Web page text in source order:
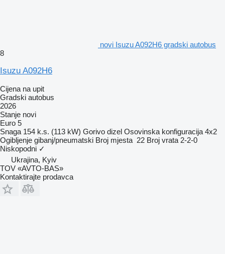
novi Isuzu A092H6 gradski autobus
8
Isuzu A092H6
Cijena na upit
Gradski autobus
2026
Stanje novi
Euro 5
Snaga 154 k.s. (113 kW) Gorivo dizel Osovinska konfiguracija 4x2
Ogibljenje gibanj/pneumatski Broj mjesta 22 Broj vrata 2-2-0
Niskopodni ✓
Ukrajina, Kyiv
TOV «AVTO-BAS»
Kontaktirajte prodavca